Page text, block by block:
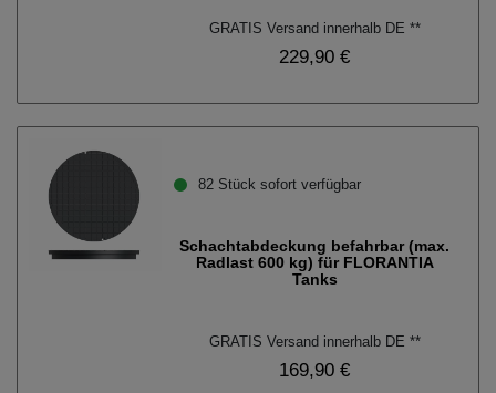
GRATIS Versand innerhalb DE **
229,90 €
82 Stück sofort verfügbar
Schachtabdeckung befahrbar (max.
Radlast 600 kg) für FLORANTIA
Tanks
GRATIS Versand innerhalb DE **
169,90 €